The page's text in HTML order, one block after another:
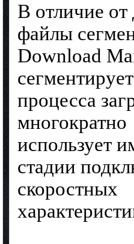
В отличие от
файлы
Download
процесса
многократно
использует
стадии
скоростных